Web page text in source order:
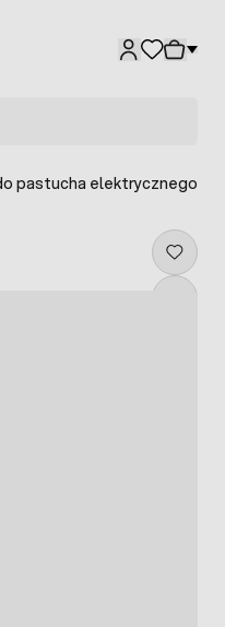
pastucha elektrycznego